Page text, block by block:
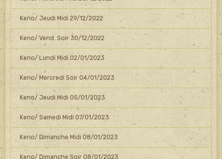
Keno/ Jeudi Midi 29/12/2022
Keno/ Vend. Soir 30/12/2022
Keno/ Lundi Midi 02/01/2023
Keno/ Mercredi Soir 04/01/2023
Keno/ Jeudi Midi 05/01/2023
Keno/ Samedi Midi 07/01/2023
Keno/ Dimanche Midi 08/01/2023
Keno/ Dimanche Soir 08/01/2023